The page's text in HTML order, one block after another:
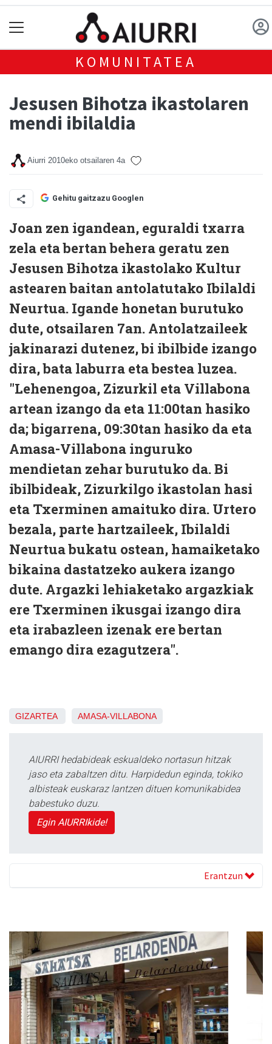
KOMUNITATEA
Jesusen Bihotza ikastolaren
mendi ibilaldia
Aiurri 2010eko otsailaren 4a
Gehitu gaitzazu Googlen
Joan zen igandean, eguraldi txarra
zela eta bertan behera geratu zen
Jesusen Bihotza ikastolako Kultur
astearen baitan antolatutako Ibilaldi
Neurtua. Igande honetan burutuko
dute, otsailaren 7an. Antolatzaileek
jakinarazi dutenez, bi ibilbide izango
dira, bata laburra eta bestea luzea.
"Lehenengoa, Zizurkil eta Villabona
artean izango da eta 11:00tan hasiko
da; bigarrena, 09:30tan hasiko da eta
Amasa-Villabona inguruko
mendietan zehar burutuko da. Bi
ibilbideak, Zizurkilgo ikastolan hasi
eta Txerminen amaituko dira. Urtero
bezala, parte hartzaileek, Ibilaldi
Neurtua bukatu ostean, hamaiketako
bikaina dastatzeko aukera izango
dute. Argazki lehiaketako argazkiak
ere Txerminen ikusgai izango dira
eta irabazleen izenak ere bertan
emango dira ezagutzera".
GIZARTEA AMASA-VILLABONA
AIURRI hedabideak eskualdeko nortasun hitzak
jaso eta zabaltzen ditu. Harpidedun eginda, tokiko
albisteak euskaraz lantzen dituen komunikabidea
babestuko duzu.
Egin AIURRIkide!
Erantzun